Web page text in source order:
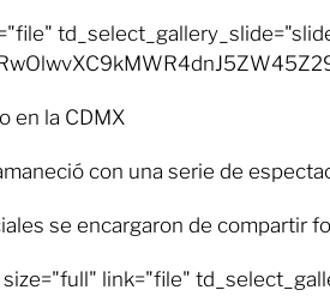
en la CDMX
con una serie de
se encargaron de compartir
link="file"